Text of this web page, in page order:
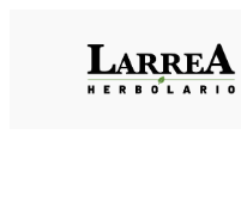
contenido